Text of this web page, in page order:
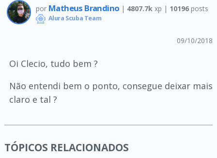
por Matheus Brandino | 4807.7k xp | 10196posts
Alura Scuba Team
09/10/2018
Oi Clecio, tudo bem ?
Não entendi bem o ponto, consegue deixar mais
claro e tal ?
TÓPICOS RELACIONADOS